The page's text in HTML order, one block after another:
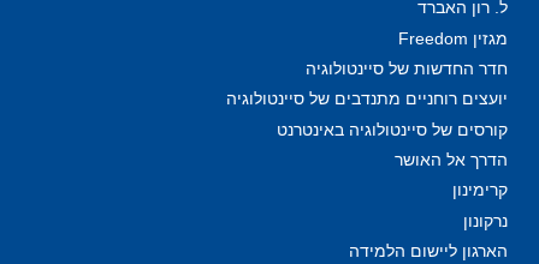
ל. רון האברד
מגזין Freedom
חדר החדשות של סיינטולוגיה
יועצים רוחניים מתנדבים של סיינטולוגיה
קורסים של סיינטולוגיה באינטרנט
הדרך אל האושר
קרימינון
נרקונון
הארגון ליישום הלמידה